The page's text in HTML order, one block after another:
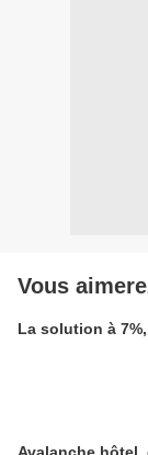
Vous
La solution à